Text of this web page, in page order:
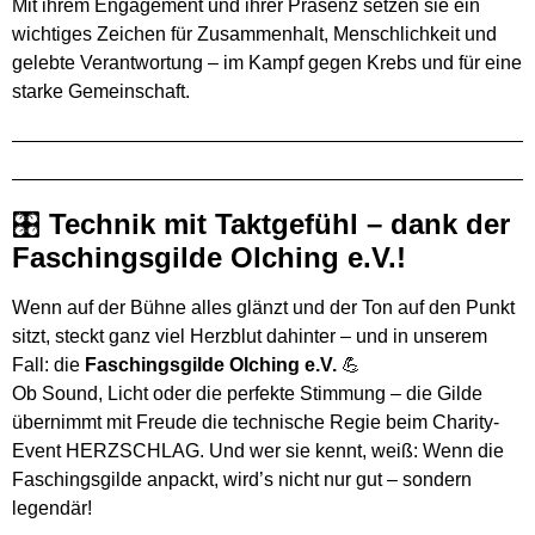
Mit ihrem Engagement und ihrer Präsenz setzen sie ein
wichtiges Zeichen für Zusammenhalt, Menschlichkeit und
gelebte Verantwortung – im Kampf gegen Krebs und für eine
starke Gemeinschaft.
🎛 Technik mit Taktgefühl – dank der
Faschingsgilde Olching e.V.!
Wenn auf der Bühne alles glänzt und der Ton auf den Punkt
sitzt, steckt ganz viel Herzblut dahinter – und in unserem
Fall: die Faschingsgilde Olching e.V. 💪
Ob Sound, Licht oder die perfekte Stimmung – die Gilde
übernimmt mit Freude die technische Regie beim Charity-
Event HERZSCHLAG. Und wer sie kennt, weiß: Wenn die
Faschingsgilde anpackt, wird’s nicht nur gut – sondern
legendär!